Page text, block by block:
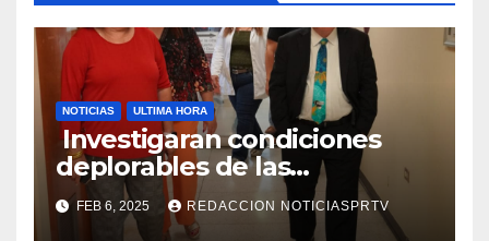
NOTICIAS ULTIMA HORA
Investigaran condiciones
deplorables de las
facilidades el Departamento
de la Salud en Mayagüez
FEB 6, 2025 REDACCION NOTICIASPRTV